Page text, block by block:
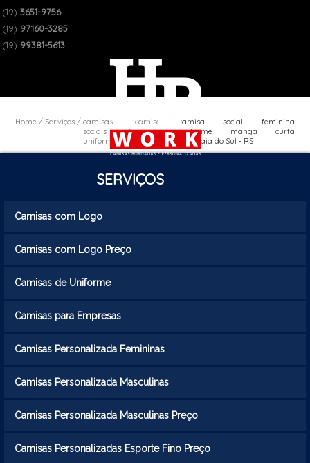
(19) 3651-9756
(19) 97160-3285
(19) 99381-5613
Home Serviços
camisas
sociais de
uniforme
camisa
social
uniforme
camisa social feminina
uniforme manga curta
Sapucaia do Sul - RS
SERVIÇOS
Camisas com Logo
Camisas com Logo Preço
Camisas de Uniforme
Camisas para Empresas
Camisas Personalizada Femininas
Camisas Personalizada Masculinas
Camisas Personalizada Masculinas Preço
Camisas Personalizadas Esporte Fino Preço